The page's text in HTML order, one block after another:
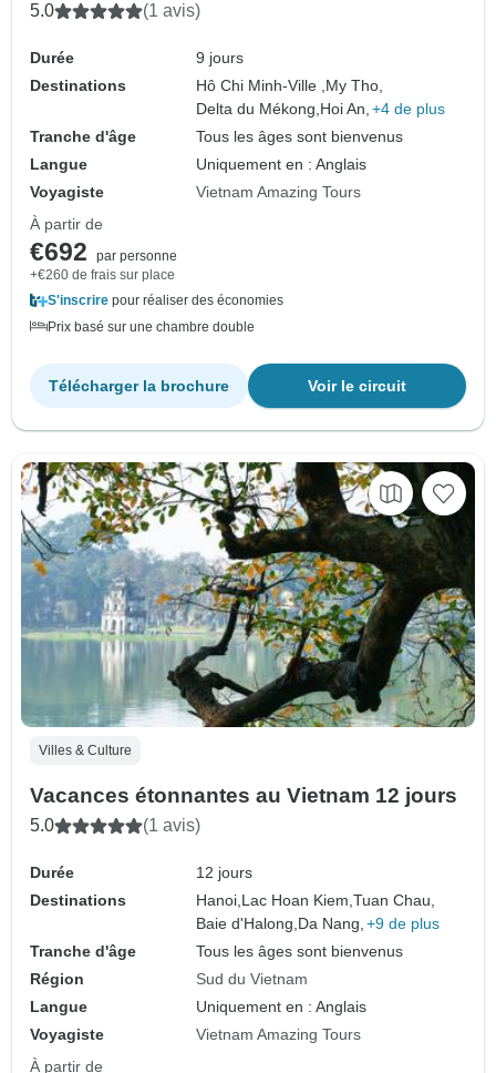
5.0 (1 avis)
Durée
9 jours
Destinations
Hô Chi Minh-Ville ,My Tho,
Delta du Mékong,Hoi An, +4 de plus
Tranche d'âge
Tous les âges sont bienvenus
Langue
Uniquement en : Anglais
Voyagiste
Vietnam Amazing Tours
À partir de
€692
par personne
+€260 de frais sur place
S'inscrire pour réaliser des économies
Prix basé sur une chambre double
Voir le circuit
Télécharger la brochure
Villes & Culture
Vacances étonnantes au Vietnam 12 jours
5.0 (1 avis)
Durée
12 jours
Destinations
Hanoi,Lac Hoan Kiem,Tuan Chau,
Baie d'Halong,Da Nang, +9 de plus
Tranche d'âge
Tous les âges sont bienvenus
Région
Sud du Vietnam
Langue
Uniquement en : Anglais
Voyagiste
Vietnam Amazing Tours
À partir de